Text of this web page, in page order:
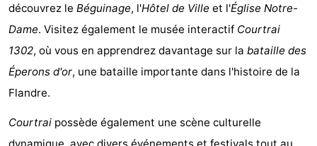
découvrez le Béguinage, l'Hôtel de Ville et l'Église Notre-
Dame. Visitez également le musée interactif Courtrai
1302, où vous en apprendrez davantage sur la bataille des
Éperons d'or, une bataille importante dans l'histoire de la
Flandre.
Courtrai possède également une scène culturelle